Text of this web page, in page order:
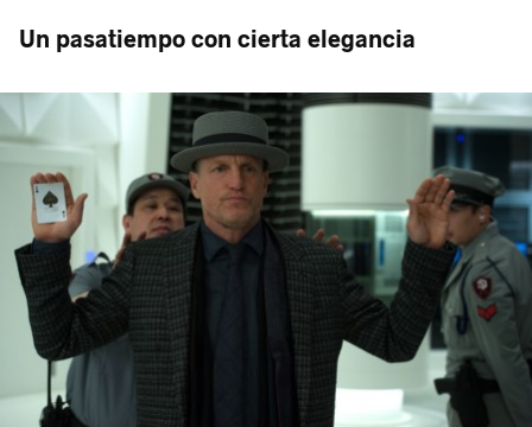
Un pasatiempo con cierta elegancia